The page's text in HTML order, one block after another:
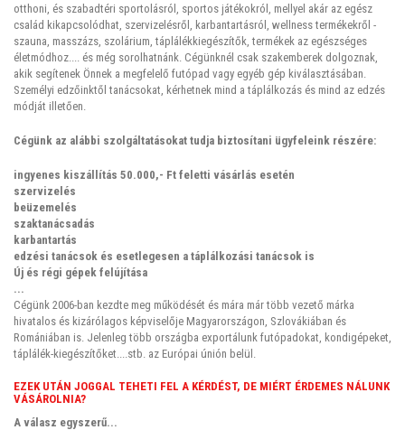
otthoni, és szabadtéri sportolásról, sportos játékokról, mellyel akár az egész
család kikapcsolódhat, szervizelésről, karbantartásról, wellness termékekről -
szauna, masszázs, szolárium, táplálékkiegészítők, termékek az egészséges
életmódhoz.... és még sorolhatnánk. Cégünknél csak szakemberek dolgoznak,
akik segítenek Önnek a megfelelő futópad vagy egyéb gép kiválasztásában.
Személyi edzőinktől tanácsokat, kérhetnek mind a táplálkozás és mind az edzés
módját illetően.
Cégünk az alábbi szolgáltatásokat tudja biztosítani ügyfeleink részére:
ingyenes kiszállítás 50.000,- Ft feletti vásárlás esetén
szervizelés
beüzemelés
szaktanácsadás
karbantartás
edzési tanácsok és esetlegesen a táplálkozási tanácsok is
Új és régi gépek felújítása
...
Cégünk 2006-ban kezdte meg működését és mára már több vezető márka
hivatalos és kizárólagos képviselője Magyarországon, Szlovákiában és
Romániában is. Jelenleg több országba exportálunk futópadokat, kondigépeket,
táplálék-kiegészítőket....stb. az Európai únión belül.
EZEK UTÁN JOGGAL TEHETI FEL A KÉRDÉST, DE MIÉRT ÉRDEMES NÁLUNK
VÁSÁROLNIA?
A válasz egyszerű...